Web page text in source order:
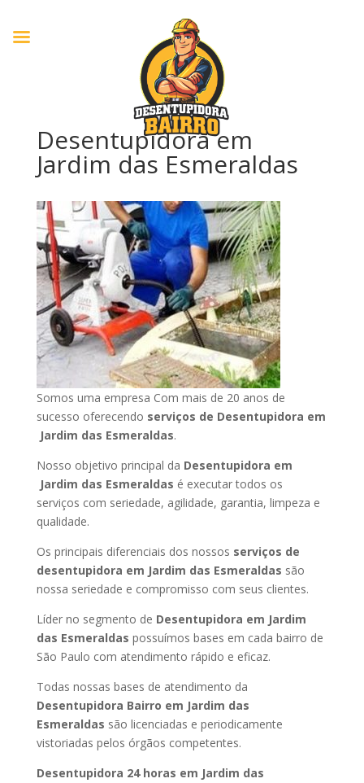
Desentupidora em
Jardim das Esmeraldas
Somos uma empresa Com mais de 20 anos de
sucesso oferecendo serviços de Desentupidora em
Jardim das Esmeraldas.
Nosso objetivo principal da Desentupidora em
Jardim das Esmeraldas é executar todos os
serviços com seriedade, agilidade, garantia, limpeza e
qualidade.
Os principais diferenciais dos nossos serviços de
desentupidora em Jardim das Esmeraldas são
nossa seriedade e compromisso com seus clientes.
Líder no segmento de Desentupidora em Jardim
das Esmeraldas possuímos bases em cada bairro de
São Paulo com atendimento rápido e eficaz.
Todas nossas bases de atendimento da
Desentupidora Bairro em Jardim das
Esmeraldas são licenciadas e periodicamente
vistoriadas pelos órgãos competentes.
Desentupidora 24 horas em Jardim das